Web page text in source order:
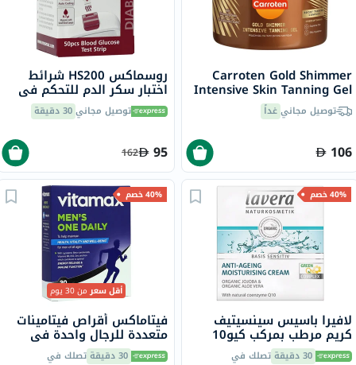
Carroten Gold Shimmer
Intensive Skin Tanning Gel
150mlتوصيل مجانيغداً
106
روسماكس HS200 شرائط
اختبار سكر الدم للتحكم في
مرض السكري حزمة من 50
توصيل مجاني30 دقيقة
95
162
40% خصم
لافيرا باسيس سينسيتيف
كريم مرطب بمركب كيو10
مضاد للشيخوخة 50 مل
30 دقيقة تصلك في
40% خصم
أقل سعرمن 30 يوم
فيتاماكس أقراص فيتامينات
متعددة للرجال واحدة في
اليوم حزمة من 30
30 دقيقة تصلك في